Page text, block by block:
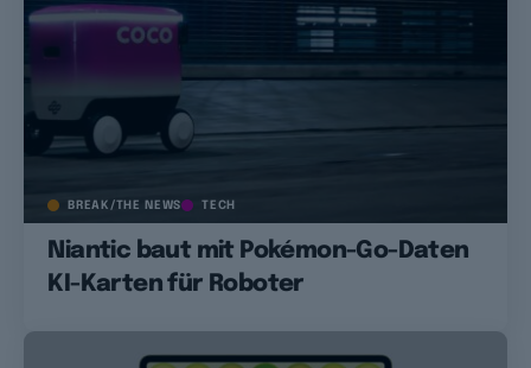
BREAK/THE NEWS TECH
Niantic baut mit Pokémon-Go-Daten
KI-Karten für Roboter